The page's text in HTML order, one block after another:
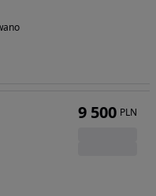
9 500 PLN